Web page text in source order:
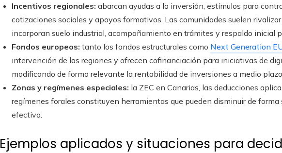
Incentivos regionales: abarcan ayudas a la inversión, estímulos para
cotizaciones sociales y apoyos formativos. Las comunidades suelen
incorporan suelo industrial, acompañamiento en trámites y respaldo inicial
Fondos europeos: tanto los fondos estructurales como Next Generation
intervención de las regiones y ofrecen cofinanciación para iniciativas de
modificando de forma relevante la rentabilidad de inversiones a medio plazo.
Zonas y regímenes especiales: la ZEC en Canarias, las deducciones
regímenes forales constituyen herramientas que pueden disminuir de
efectiva.
Ejemplos aplicados y situaciones para